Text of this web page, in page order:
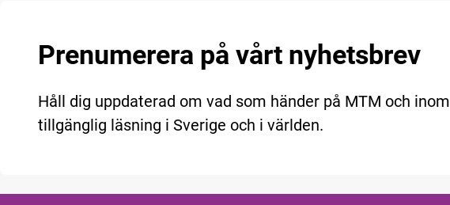
Prenumerera på vårt nyhetsbrev
Håll dig uppdaterad om vad som händer på MTM och inom
tillgänglig läsning i Sverige och i världen.